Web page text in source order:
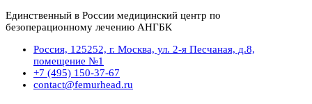
Единственный в России медицинский центр по
безоперационному лечению АНГБК
Россия, 125252, г. Москва, ул. 2-я Песчаная, д.8,
помещение №1
+7 (495) 150-37-67
contact@femurhead.ru